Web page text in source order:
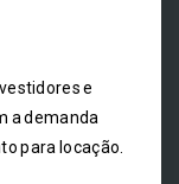
e
a demanda
para locação.